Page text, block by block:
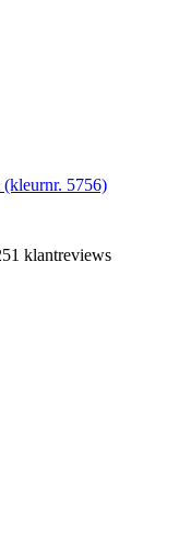
5756)
klantreviews